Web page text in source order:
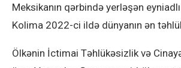
Meksikanın qərbində yerləşən
Kolima 2022-ci ildə dünyanın ən
Ölkənin İctimai Təhlükəsizlik və